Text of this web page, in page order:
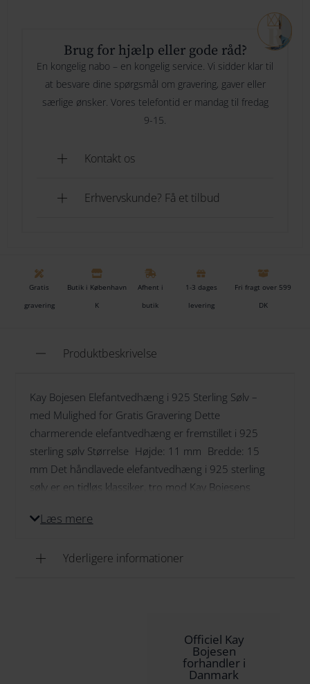
Specielle ønsker til gravering
Er der noget vi skal være
opmærksom på, ønsker eller andet? Så kan du skrive det her
Nej tak
antal
Tilføj til ønskeliste
fremstillet i 925 sterling sølv og fås både med og uden
en justerbar 45-50 cm diamond cut-kæde, som sikrer
et elegant og eksklusivt udtryk.
Halskæde følger med i prisen
mere personligt ved at få graveret et bogstav eller tal
på elefanten. Perfekt til at skabe et unikt smykke eller
Brug for hjælp eller gode råd?
En kongelig nabo – en kongelig service. Vi sidder klar til
at besvare dine spørgsmål om gravering, gaver eller
særlige ønsker. Vores telefontid er mandag til fredag
9-15.
Kontakt os
Erhvervskunde? Få et tilbud
Gratis
gravering
Butik i København
K
Afhent i
butik
1-3 dages
levering
Fri fragt over 599
DK
Produktbeskrivelse
Kay Bojesen Elefantvedhæng i 925 Sterling Sølv –
med Mulighed for Gratis Gravering Dette
charmerende elefantvedhæng er fremstillet i 925
sterling sølv Størrelse Højde: 11 mm Bredde: 15
mm Det håndlavede elefantvedhæng i 925 sterling
sølv er en tidløs klassiker, tro mod Kay Bojesens
holdbarhed og æstetik er hvert vedhæng udført i
øreringe eller til andre kreative formål. Vedhængets
med sine bløde former og manglende skarpe kanter,
er et symbol på styrke og tålmodighed. Dette
Læs mere
Yderligere informationer
Officiel Kay
Bojesen
forhandler i
Danmark